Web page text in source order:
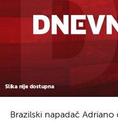
Slika nije dostupna
Brazilski napadač